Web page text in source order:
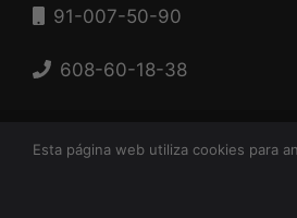
91-007-50-90
608-60-18-38
Esta página web utiliza cookies para